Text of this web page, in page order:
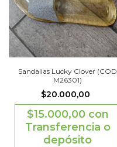
Sandalias Lucky Clover (COD
M26301)
$20.000,00
$15.000,00 con
Transferencia o
depósito